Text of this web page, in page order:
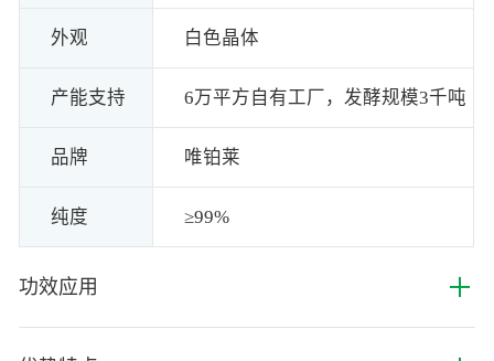
外观 白色晶体
产能支持 6万平方自有工厂，发酵规模3千吨
品牌 唯铂莱
纯度 ≥99%
功效应用 +